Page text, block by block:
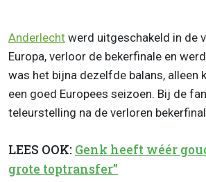
Anderlecht werd uitgeschakeld in de
Europa, verloor de bekerfinale en
was het bijna dezelfde balans, alleen
een goed Europees seizoen. Bij de
teleurstelling na de verloren
LEES OOK: Genk heeft wéér
grote toptransfer”